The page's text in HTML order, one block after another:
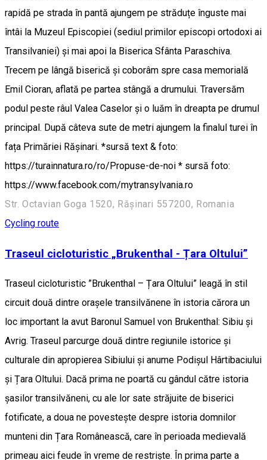
rapidă pe strada în pantă ajungem pe străduțe înguste mai
întâi la Muzeul Episcopiei (sediul primilor episcopi ortodoxi ai
Transilvaniei) și mai apoi la Biserica Sfânta Paraschiva.
Trecem pe lângă biserică și coborâm spre casa memorială
Emil Cioran, aflată pe partea stângă a drumului. Traversăm
podul peste râul Valea Caselor și o luăm în dreapta pe drumul
principal. După câteva sute de metri ajungem la finalul turei în
fața Primăriei Rășinari. *sursă text & foto:
https://turainnatura.ro/ro/Propuse-de-noi * sursă foto:
https://www.facebook.com/mytransylvania.ro
Str. Octavian Goga 1520, Rășinari 557200, Romania
Cycling route
Traseul cicloturistic „Brukenthal - Țara Oltului”
Traseul cicloturistic ”Brukenthal – Țara Oltului” leagă în stil
circuit două dintre orașele transilvănene în istoria cărora un
loc important la avut Baronul Samuel von Brukenthal: Sibiu și
Avrig. Traseul parcurge două dintre regiunile istorice și
culturale din apropierea Sibiului și anume Podișul Hârtibaciului
și Țara Oltului. Dacă prima ne poartă cu gândul către istoria
șasilor transilvăneni, cu ale lor sate străjuite de biserici
fotificate, a doua ne povestește despre istoria domnilor
munteni din Țara Românească, care în perioada medievală
primeau aici feude în vreme de restriște. În prima parte a